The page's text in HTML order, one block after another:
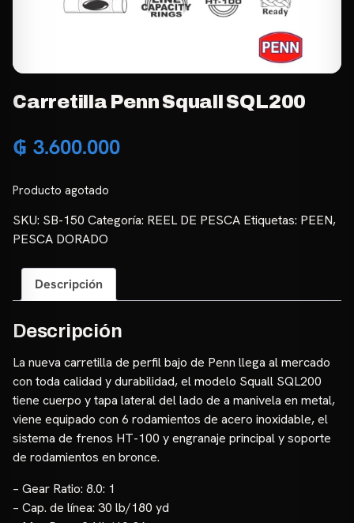
Carretilla Penn Squall SQL200
₲ 3.600.000
Producto agotado
SKU: SB-150 Categoría: REEL DE PESCA Etiquetas: PEEN,
PESCA DORADO
Descripción
Descripción
La nueva carretilla de perfil bajo de Penn llega al mercado
con toda calidad y durabilidad, el modelo Squall SQL200
tiene cuerpo y tapa lateral del lado de a manivela en metal,
viene equipado con 6 rodamientos de acero inoxidable, el
sistema de frenos HT-100 y engranaje principal y soporte
de rodamientos en bronce.
– Gear Ratio: 8.0: 1
– Cap. de línea: 30 lb/180 yd